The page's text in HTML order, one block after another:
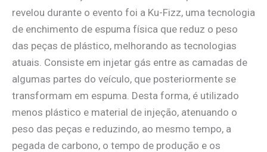
revelou durante o evento foi a Ku-Fizz, uma tecnologia
de enchimento de espuma física que reduz o peso
das peças de plástico, melhorando as tecnologias
atuais. Consiste em injetar gás entre as camadas de
algumas partes do veículo, que posteriormente se
transformam em espuma. Desta forma, é utilizado
menos plástico e material de injeção, atenuando o
peso das peças e reduzindo, ao mesmo tempo, a
pegada de carbono, o tempo de produção e os